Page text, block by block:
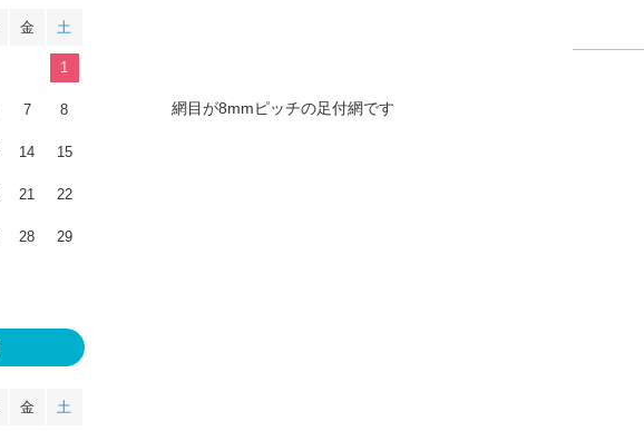
網目が8mmピッチの足付網です
金 土
1
7 8
14 15
21 22
28 29
金 土